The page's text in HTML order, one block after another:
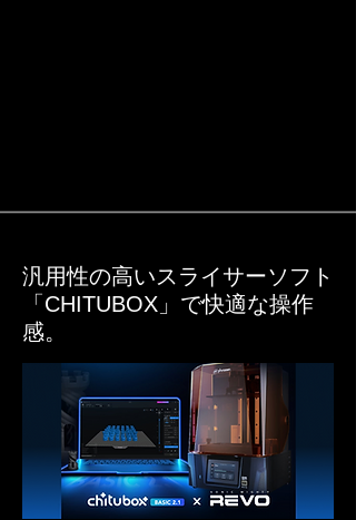
汎用性の高いスライサーソフト
「CHITUBOX」で快適な操作
感。